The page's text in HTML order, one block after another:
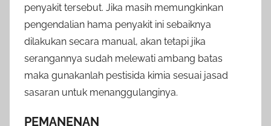
penyakit tersebut. Jika masih memungkinkan
pengendalian hama penyakit ini sebaiknya
dilakukan secara manual, akan tetapi jika
serangannya sudah melewati ambang batas
maka gunakanlah pestisida kimia sesuai jasad
sasaran untuk menanggulanginya.
PEMANENAN